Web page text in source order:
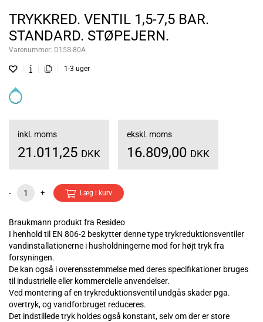
TRYKKRED. VENTIL 1,5-7,5 BAR.
STANDARD. STØPEJERN.
Varenummer: D15S-80A
1-3 uger
inkl. moms
21.011,25 DKK
ekskl. moms
16.809,00 DKK
- + Læg i kurv
Braukmann produkt fra Resideo
I henhold til EN 806-2 beskytter denne type trykreduktionsventiler
vandinstallationerne i husholdningerne mod for højt tryk fra
forsyningen.
De kan også i overensstemmelse med deres specifikationer bruges
til industrielle eller kommercielle anvendelser.
Ved montering af en trykreduktionsventil undgås skader pga.
overtryk, og vandforbruget reduceres.
Det indstillede tryk holdes også konstant, selv om der er store